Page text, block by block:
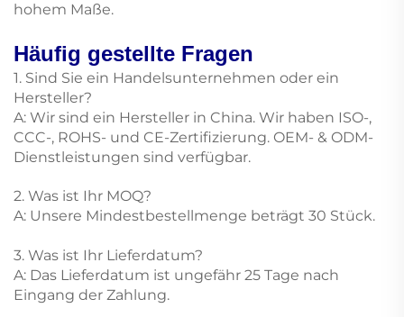
hohem Maße.
Häufig gestellte Fragen
1. Sind Sie ein Handelsunternehmen oder ein
Hersteller?
A: Wir sind ein Hersteller in China. Wir haben ISO-,
CCC-, ROHS- und CE-Zertifizierung. OEM- & ODM-
Dienstleistungen sind verfügbar.
2. Was ist Ihr MOQ?
A: Unsere Mindestbestellmenge beträgt 30 Stück.
3. Was ist Ihr Lieferdatum?
A: Das Lieferdatum ist ungefähr 25 Tage nach
Eingang der Zahlung.